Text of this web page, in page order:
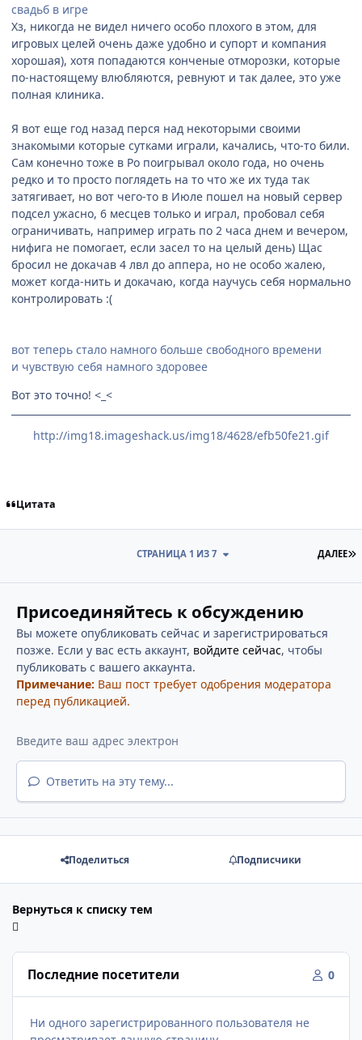
свадьб в игре
Хз, никогда не видел ничего особо плохого в этом, для
игровых целей очень даже удобно и супорт и компания
хорошая), хотя попадаются конченые отморозки, которые
по-настоящему влюбляются, ревнуют и так далее, это уже
полная клиника.
Я вот еще год назад перся над некоторыми своими
знакомыми которые сутками играли, качались, что-то били.
Сам конечно тоже в Ро поигрывал около года, но очень
редко и то просто поглядеть на то что же их туда так
затягивает, но вот чего-то в Июле пошел на новый сервер
подсел ужасно, 6 месцев только и играл, пробовал себя
ограничивать, например играть по 2 часа днем и вечером,
нифига не помогает, если засел то на целый день) Щас
бросил не докачав 4 лвл до аппера, но не особо жалею,
может когда-нить и докачаю, когда научусь себя нормально
контролировать :(
вот теперь стало намного больше свободного времени
и чувствую себя намного здоровее
Вот это точно! <_<
http://img18.imageshack.us/img18/4628/efb50fe21.gif
Цитата
ДАЛЕЕ
СТРАНИЦА 1 ИЗ 7
Присоединяйтесь к обсуждению
Вы можете опубликовать сейчас и зарегистрироваться
позже. Если у вас есть аккаунт, войдите сейчас, чтобы
публиковать с вашего аккаунта.
Примечание: Ваш пост требует одобрения модератора
перед публикацией.
Ответить на эту тему...
Поделиться Подписчики
Вернуться к списку тем
Последние посетители 0
Ни одного зарегистрированного пользователя не